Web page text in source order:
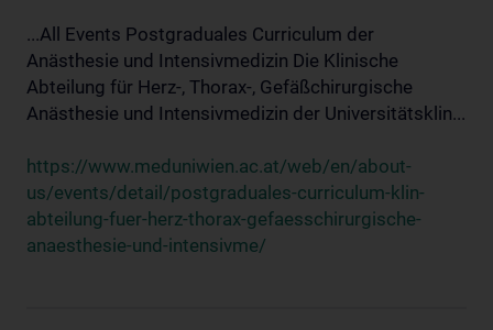
...All Events Postgraduales Curriculum der
Anästhesie und Intensivmedizin Die Klinische
Abteilung für Herz-, Thorax-, Gefäßchirurgische
Anästhesie und Intensivmedizin der Universitätsklin...
https://www.meduniwien.ac.at/web/en/about-
us/events/detail/postgraduales-curriculum-klin-
abteilung-fuer-herz-thorax-gefaesschirurgische-
anaesthesie-und-intensivme/